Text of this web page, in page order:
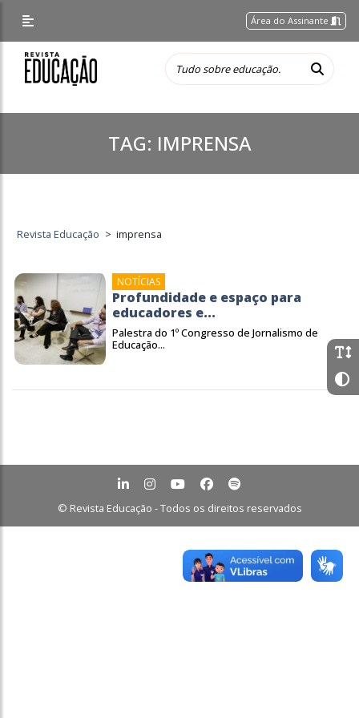
Área do Assinante
TAG: IMPRENSA
Revista Educação > imprensa
NOTÍCIAS
Profundidade e espaço para
educadores e...
Palestra do 1º Congresso de Jornalismo de
Educação...
© Revista Educação - Todos os direitos reservados